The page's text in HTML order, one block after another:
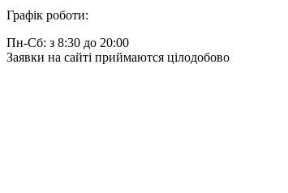
Графік роботи:
Пн-Сб: з 8:30 до 20:00
Заявки на сайті приймаются цілодобово